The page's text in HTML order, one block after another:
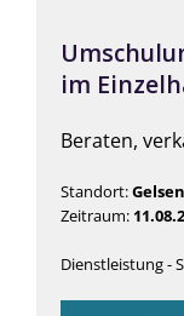
im
Beraten,
Standort:
Zeitraum:
Dienstleistung -